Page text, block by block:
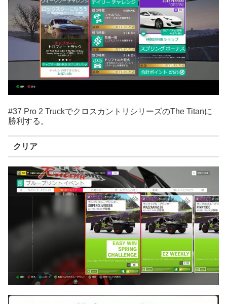
#37 Pro 2 TruckでクロスカントリシリーズのThe Titanに
勝利する。
クリア